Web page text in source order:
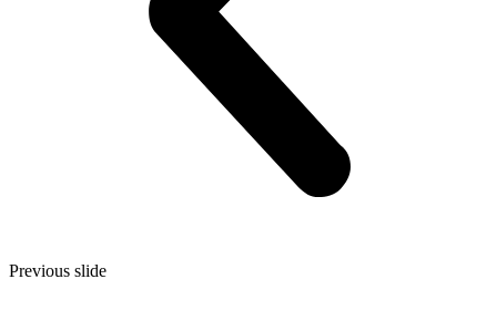
Previous slide